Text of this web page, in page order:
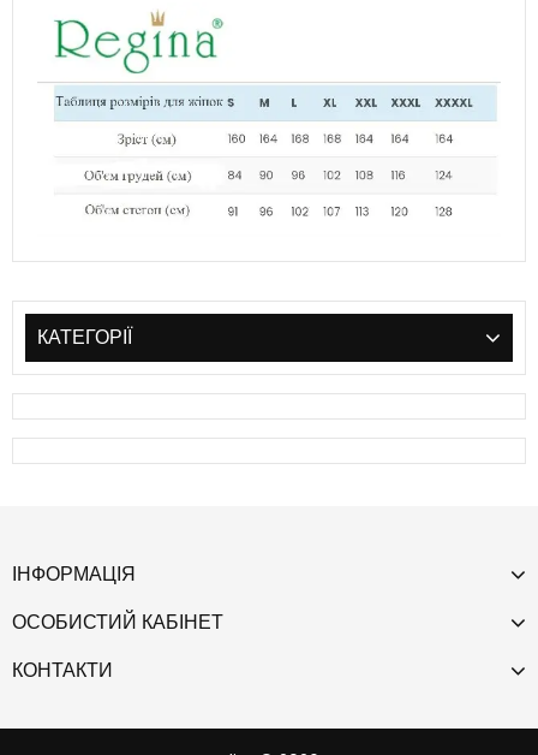
КАТЕГОРІЇ
ІНФОРМАЦІЯ
ОСОБИСТИЙ КАБІНЕТ
КОНТАКТИ